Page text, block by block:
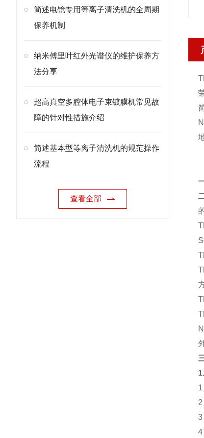
简述电镜专用等离子清洗机的全周期
保养机制
纳米傅里叶红外光谱仪的维护保养方
法分享
超高真空多腔体电子束镀膜机常见故
障的针对性措施介绍
简述基本型等离子清洗机的规范操作
流程
查看全部
1.
3
4